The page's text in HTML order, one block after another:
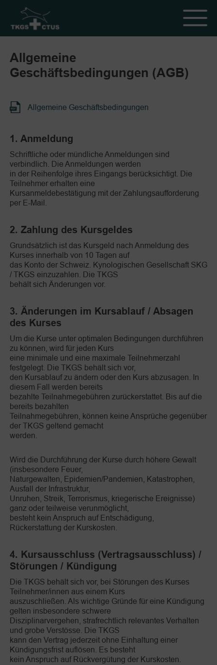
Allgemeine
Geschäftsbedingungen (AGB)
Allgemeine Geschäftsbedingungen
1. Anmeldung
Schriftliche oder mündliche Anmeldungen sind
verbindlich. Die Anmeldungen werden
in der Reihenfolge ihres Eingangs berücksichtigt. Die
Teilnehmer erhalten eine
Kursanmeldebestätigung mit der Zahlungsaufforderung
per E-Mail.
2. Zahlung des Kursgeldes
Grundsätzlich ist das Kursgeld nach Anmeldung des
Kurses innerhalb von 10 Tagen auf
das Konto der Schweiz. Kynologischen Gesellschaft SKG
/ TKGS einzuzahlen. Die TKGS
behält sich Änderungen vor.
3. Änderungen im Kursablauf / Absagen
des Kurses
Um die Kurse unter optimalen Bedingungen durchführen
zu können, wird für jeden Kurs
eine minimale und eine maximale Teilnehmerzahl
festgelegt. Die TKGS behält sich vor,
den Kursablauf zu ändern oder den Kurs abzusagen. In
diesem Fall werden bereits
bezahlte Teilnahmegebühren zurückerstattet. Bis auf die
bereits bezahlten
Teilnahmegebühren, können keine Ansprüche gegenüber
der TKGS geltend gemacht
werden.
Wird die Durchführung der Kurse durch höhere Gewalt
(insbesondere Feuer,
Naturgewalten, Epidemien/Pandemien, Katastrophen,
Ausfall der Infrastruktur,
Unruhen, Streik, Terrorismus, kriegerische Ereignisse)
ganz oder teilweise verunmöglicht,
besteht kein Anspruch auf Entschädigung,
Rückerstattung der Kurskosten.
4. Kursausschluss (Vertragsausschluss) /
Störungen / Kündigung
Die TKGS behält sich vor, bei Störungen des Kurses
Teilnehmer/innen aus einem Kurs
auszuschließen. Als wichtige Gründe für eine Kündigung
gelten insbesondere schwere
Disziplinarvergehen, strafrechtlich relevantes Verhalten
und grobe Verstösse. Die TKGS
kann den Vertrag jederzeit ohne Einhaltung einer
Kündigungsfrist auflösen. Es besteht
kein Anspruch auf Rückvergütung der Kurskosten.